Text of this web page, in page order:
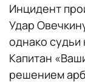
Инцидент
Удар
однако
Капитан
решением